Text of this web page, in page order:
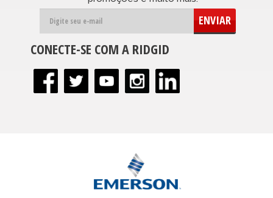
ENVIAR
CONECTE-SE COM A RIDGID